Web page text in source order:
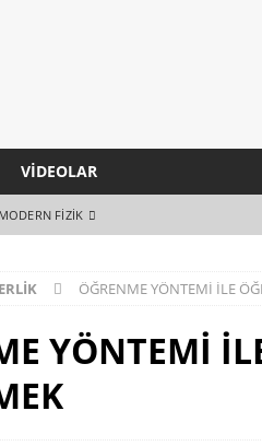
VIDEOLAR
MODERN FIZIK
ÖĞRENME YÖNTEMİ İLE
YÖNTEMİ